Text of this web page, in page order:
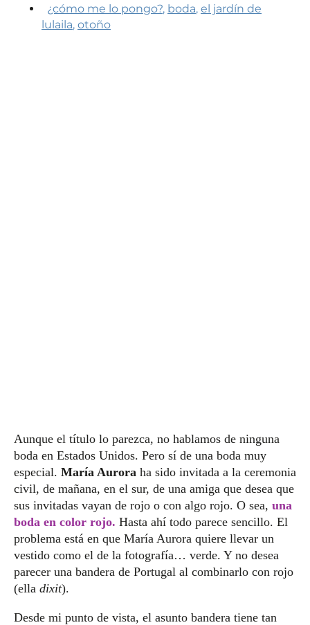
¿cómo me lo pongo?, boda, el jardín de
lulaila, otoño
Aunque el título lo parezca, no hablamos de ninguna
boda en Estados Unidos. Pero sí de una boda muy
especial. María Aurora ha sido invitada a la ceremonia
civil, de mañana, en el sur, de una amiga que desea que
sus invitadas vayan de rojo o con algo rojo. O sea, una
boda en color rojo. Hasta ahí todo parece sencillo. El
problema está en que María Aurora quiere llevar un
vestido como el de la fotografía… verde. Y no desea
parecer una bandera de Portugal al combinarlo con rojo
(ella dixit).
Desde mi punto de vista, el asunto bandera tiene tan